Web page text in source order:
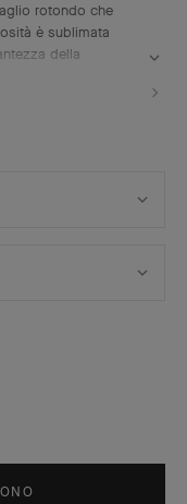
rotondo che
è sublimata
della
IF a VVS per la
alla fede